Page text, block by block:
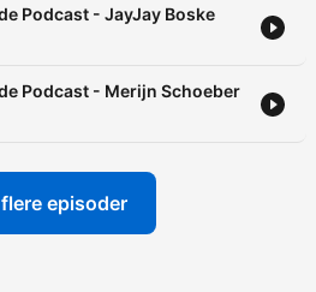
Podcast - JayJay Boske
Podcast - Merijn Schoeber
episoder